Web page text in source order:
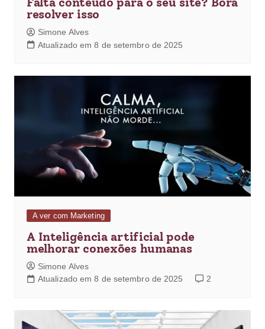
resolver isso
Simone Alves
Atualizado em 8 de setembro de 2025
A ver com Marketing
A Inteligência artificial pode
melhorar conexões humanas
Simone Alves
Atualizado em 8 de setembro de 2025
2